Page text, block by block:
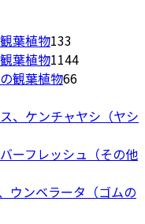
葉植物133
個
の
品
葉植物11441144
商
観葉植物6666
の
品
、ケンチャヤシ（ヤシ
ーフレッシュ（その他
ウンベラータ（ゴムの